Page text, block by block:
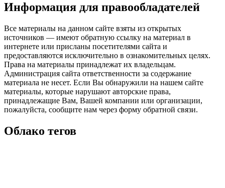
Информация для правообладателей
Все материалы на данном сайте взяты из открытых
источников — имеют обратную ссылку на материал в
интернете или присланы посетителями сайта и
предоставляются исключительно в ознакомительных целях.
Права на материалы принадлежат их владельцам.
Администрация сайта ответственности за содержание
материала не несет. Если Вы обнаружили на нашем сайте
материалы, которые нарушают авторские права,
принадлежащие Вам, Вашей компании или организации,
пожалуйста, сообщите нам через форму обратной связи.
Облако тегов